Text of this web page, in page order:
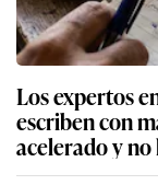
Los expertos
escriben con
acelerado y